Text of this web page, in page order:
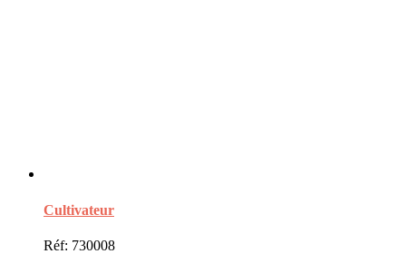
Cultivateur
Réf: 730008